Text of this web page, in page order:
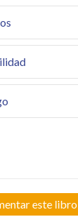
este libro